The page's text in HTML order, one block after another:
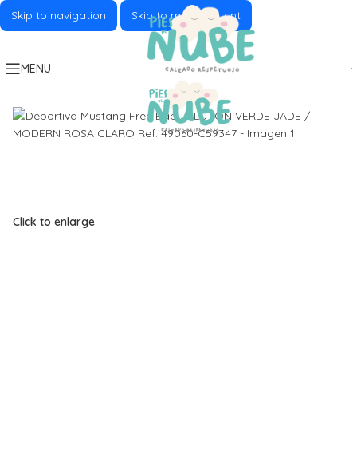
Skip to navigation Skip to main content
MENU
Click to enlarge